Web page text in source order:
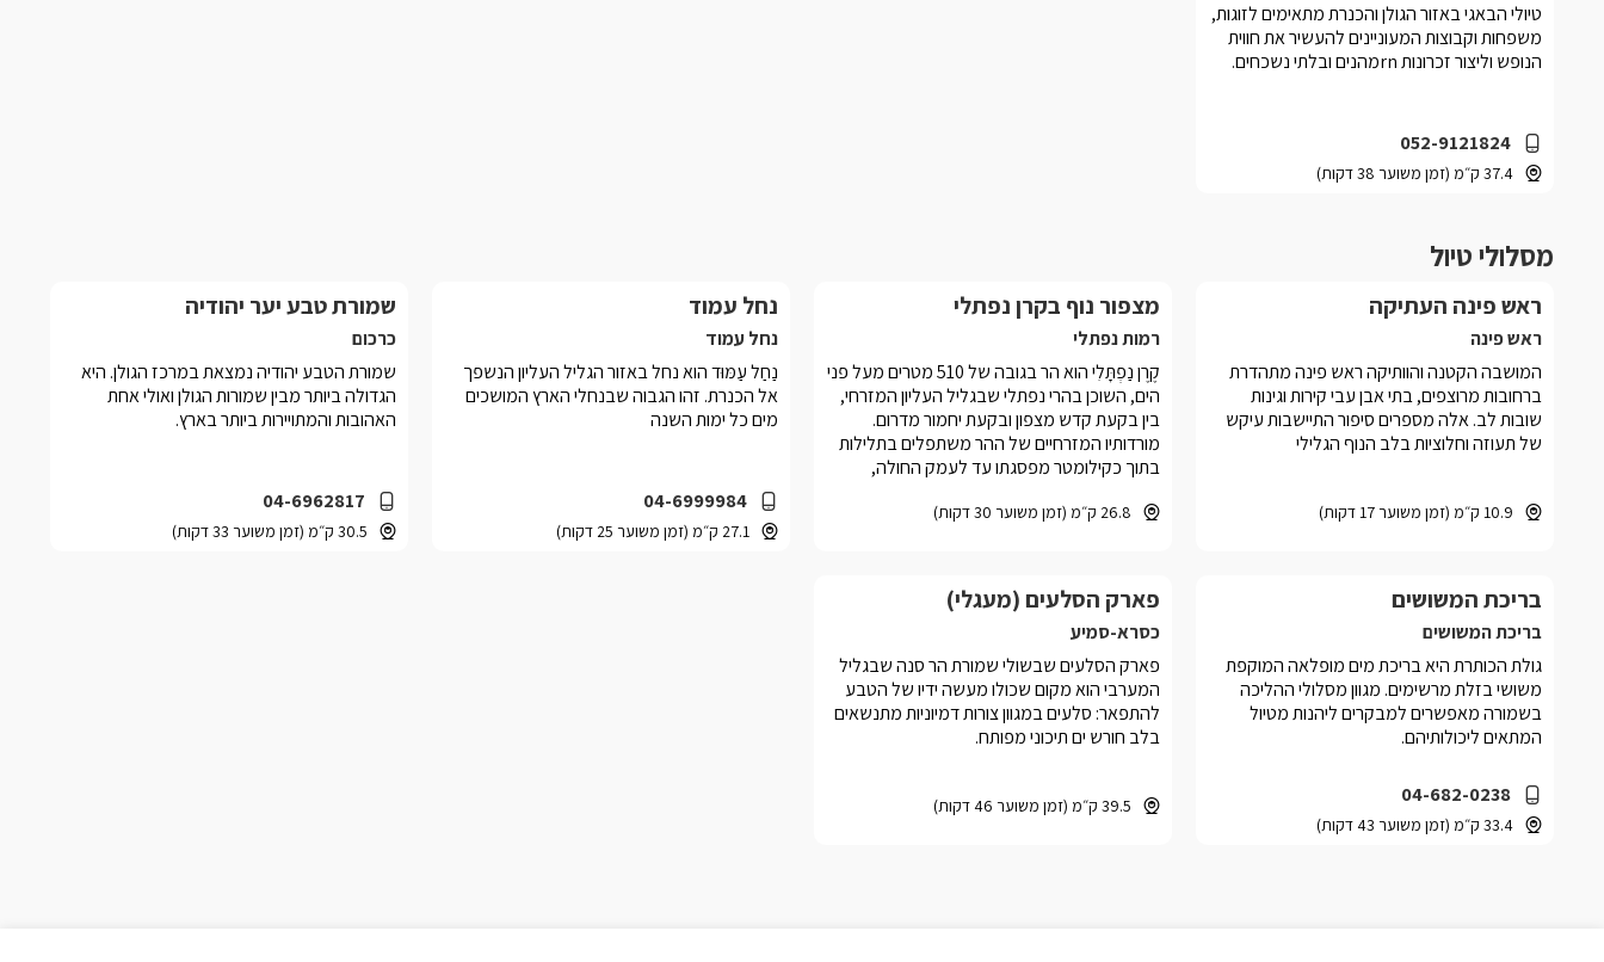
052-9121824
37.4 ק״מ (זמן משוער 38 דקות)
טיולי הבאגי באזור הגולן והכנרת מתאימים לזוגות,
משפחות וקבוצות המעוניינים להעשיר את חווית
הנופש וליצור זכרונות rnמהנים ובלתי נשכחים.
מסלולי טיול
ראש פינה העתיקה
ראש פינה
10.9 ק״מ (זמן משוער 17 דקות)
המושבה הקטנה והוותיקה ראש פינה מתהדרת
ברחובות מרוצפים, בתי אבן עבי קירות וגינות
שובות לב. אלה מספרים סיפור התיישבות עיקש
של תעוזה וחלוציות בלב הנוף הגלילי
מצפור נוף בקרן נפתלי
רמות נפתלי
26.8 ק״מ (זמן משוער 30 דקות)
קֶרֶן נַפְתָּלִי הוא הר בגובה של 510 מטרים מעל פני
הים, השוכן בהרי נפתלי שבגליל העליון המזרחי,
בין בקעת קדש מצפון ובקעת יחמור מדרום.
מורדותיו המזרחיים של ההר משתפלים בתלילות
בתוך כקילומטר מפסגתו עד לעמק החולה,
ומההר נשקף מראה אל העמק ואל רמת הגולן
נחל עמוד
נחל עמוד
04-6999984
27.1 ק״מ (זמן משוער 25 דקות)
נַחַל עַמּוּד הוא נחל באזור הגליל העליון הנשפך
אל הכנרת. זהו הגבוה שבנחלי הארץ המושכים
מים כל ימות השנה
שמורת טבע יער יהודיה
כרכום
04-6962817
30.5 ק״מ (זמן משוער 33 דקות)
שמורת הטבע יהודיה נמצאת במרכז הגולן. היא
הגדולה ביותר מבין שמורות הגולן ואולי אחת
האהובות והמתויירות ביותר בארץ.
בריכת המשושים
בריכת המשושים
04-682-0238
33.4 ק״מ (זמן משוער 43 דקות)
גולת הכותרת היא בריכת מים מופלאה המוקפת
משושי בזלת מרשימים. מגוון מסלולי ההליכה
בשמורה מאפשרים למבקרים ליהנות מטיול
המתאים ליכולותיהם.
פארק הסלעים (מעגלי)
כסרא-סמיע
39.5 ק״מ (זמן משוער 46 דקות)
פארק הסלעים שבשולי שמורת הר סנה שבגליל
המערבי הוא מקום שכולו מעשה ידיו של הטבע
להתפאר: סלעים במגוון צורות דמיוניות מתנשאים
בלב חורש ים תיכוני מפותח.